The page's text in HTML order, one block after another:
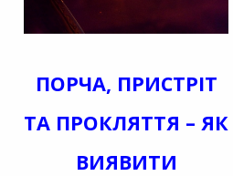
ПОРЧА, ПРИСТРІТ
ТА ПРОКЛЯТТЯ – ЯК
ВИЯВИТИ